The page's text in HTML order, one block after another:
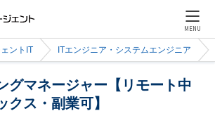
MENU
ントIT ITエンジニア・システムエンジニア
グマネージャー【リモート中
クス・副業可】